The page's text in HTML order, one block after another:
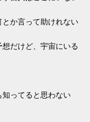
か言って助けれない
だけど、宇宙にいる
ってると思わない